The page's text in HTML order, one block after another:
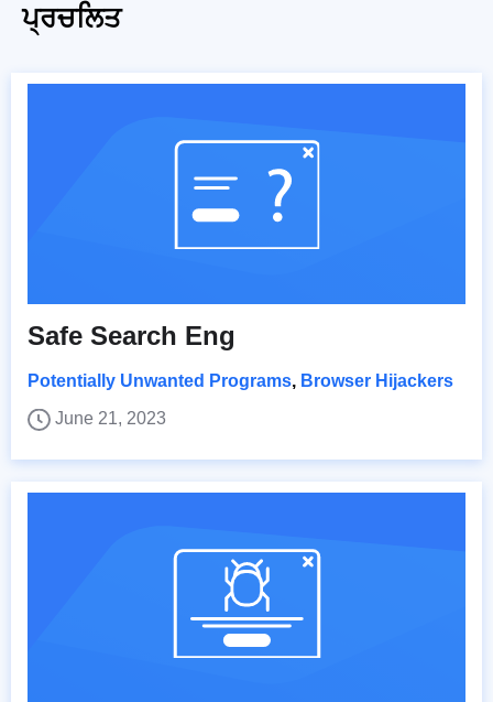
ਪ੍ਰਚਲਿਤ
Safe Search Eng
Potentially Unwanted Programs, Browser Hijackers
June 21, 2023